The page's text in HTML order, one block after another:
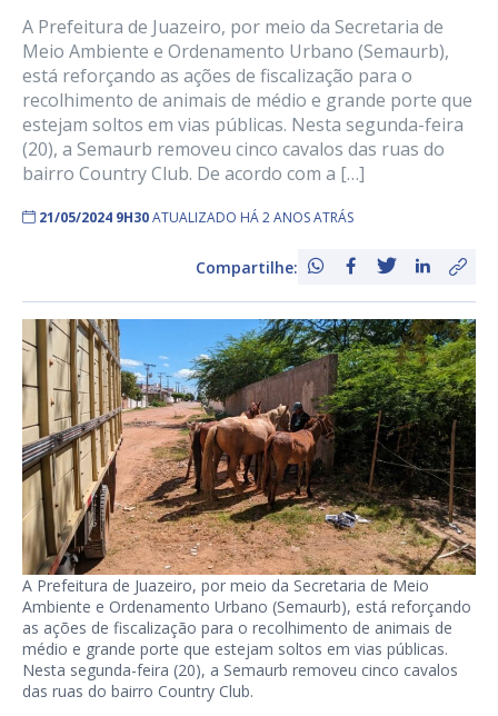
A Prefeitura de Juazeiro, por meio da Secretaria de
Meio Ambiente e Ordenamento Urbano (Semaurb),
está reforçando as ações de fiscalização para o
recolhimento de animais de médio e grande porte que
estejam soltos em vias públicas. Nesta segunda-feira
(20), a Semaurb removeu cinco cavalos das ruas do
bairro Country Club. De acordo com a […]
21/05/2024 9H30ATUALIZADO HÁ 2 ANOS ATRÁS
Compartilhe:
A Prefeitura de Juazeiro, por meio da Secretaria de Meio
Ambiente e Ordenamento Urbano (Semaurb), está reforçando
as ações de fiscalização para o recolhimento de animais de
médio e grande porte que estejam soltos em vias públicas.
Nesta segunda-feira (20), a Semaurb removeu cinco cavalos
das ruas do bairro Country Club.